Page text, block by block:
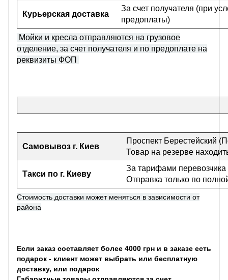
Курьерская доставка
За счет получателя (при
предоплаты)
Мойки и кресла отправляются на грузовое
отделение, за счет получателя и по предоплате на
реквизиты ФОП
Самовывоз г. Киев
Проспект Берестейский
Товар на резерве
Такси по г. Киеву
За тарифами перевозчика
Отправка только по
Стоимость доставки может меняться в зависимости от
района
Если заказ составляет более 4000 грн и в заказе есть
подарок - клиент может выбрать или бесплатную
доставку, или подарок